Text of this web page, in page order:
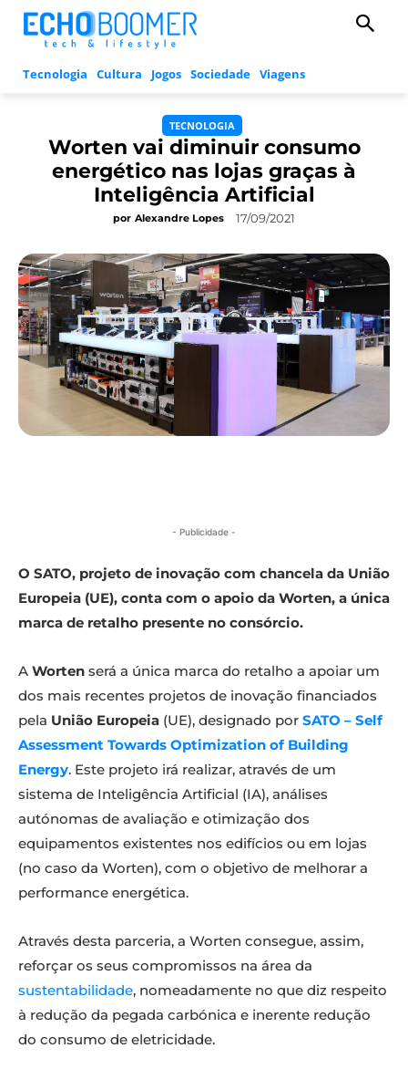
Tecnologia Cultura Jogos Sociedade Viagens
TECNOLOGIA
Worten vai diminuir consumo
energético nas lojas graças à
Inteligência Artificial
por Alexandre Lopes 17/09/2021
- Publicidade -
O SATO, projeto de inovação com chancela da União
Europeia (UE), conta com o apoio da Worten, a única
marca de retalho presente no consórcio.
A Worten será a única marca do retalho a apoiar um
dos mais recentes projetos de inovação financiados
pela União Europeia (UE), designado por SATO – Self
Assessment Towards Optimization of Building
Energy. Este projeto irá realizar, através de um
sistema de Inteligência Artificial (IA), análises
autónomas de avaliação e otimização dos
equipamentos existentes nos edifícios ou em lojas
(no caso da Worten), com o objetivo de melhorar a
performance energética.
Através desta parceria, a Worten consegue, assim,
reforçar os seus compromissos na área da
sustentabilidade, nomeadamente no que diz respeito
à redução da pegada carbónica e inerente redução
do consumo de eletricidade.